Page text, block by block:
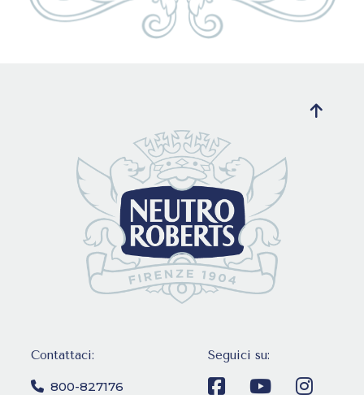
Contattaci:
800-827176
Seguici su: